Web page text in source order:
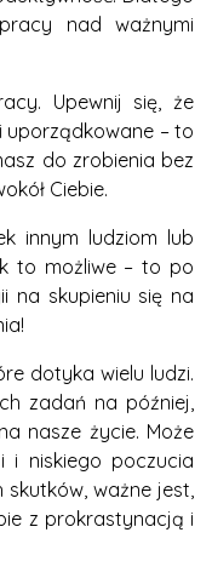
nad ważnymi
Upewnij się, że
uporządkowane – to
do zrobienia bez
Ciebie.
innym ludziom lub
to możliwe – to po
na skupieniu się na
dotyka wielu ludzi.
zadań na później,
nasze życie. Może
i niskiego poczucia
ważne jest,
z prokrastynacją i